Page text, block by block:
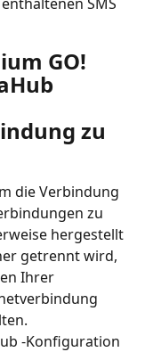
GO!
zu
die Verbindung
zu
hergestellt
getrennt wird,
Ihrer
-Konfiguration